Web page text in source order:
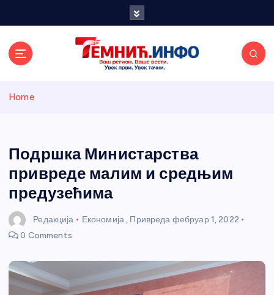
и портал
Home
Подршка Министарства
привреде малим и средњим
предузећима
Редакција Економија, Привреда фебруар 1, 2022
0 Comments